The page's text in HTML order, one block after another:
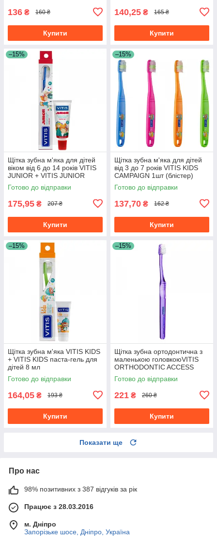
136 ₴ 160 ₴
Купити
140,25 ₴ 165 ₴
Купити
–15%
Щітка зубна м'яка для дітей
віком від 6 до 14 років VITIS
JUNIOR + VITIS JUNIOR
паста-гель для дітей 15 мл
Готово до відправки
175,95 ₴ 207 ₴
Купити
–15%
Щітка зубна м'яка для дітей
від 3 до 7 років VITIS KIDS
CAMPAIGN 1шт (блістер)
Готово до відправки
137,70 ₴ 162 ₴
Купити
–15%
Щітка зубна м'яка VITIS KIDS
+ VITIS KIDS паста-гель для
дітей 8 мл
Готово до відправки
164,05 ₴ 193 ₴
Купити
–15%
Щітка зубна ортодонтична з
маленькою головкоюVITIS
ORTHODONTIC ACCESS
CAMPAIGN
Готово до відправки
221 ₴ 260 ₴
Купити
Показати ще
Про нас
98% позитивних з 387 відгуків за рік
Працює з 28.03.2016
м. Дніпро
Запорізьке шосе, Дніпро, Україна